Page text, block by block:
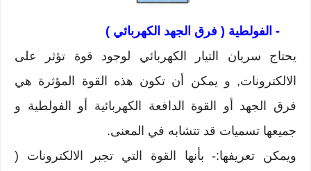
- الفولطية ( فرق الجهد الكهربائي )
يحتاج سريان التيار الكهربائي لوجود قوة تؤثر على
الالكترونات, و يمكن أن تكون هذه القوة المؤثرة هي
فرق الجهد أو القوة الدافعة الكهربائية أو الفولطية و
جميعها تسميات قد تتشابه في المعنى.
ويمكن تعريفها:- بأنها القوة التي تجبر الالكترونات (